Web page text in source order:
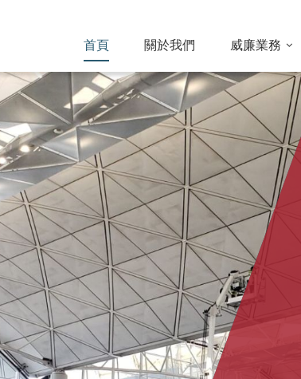
首頁 關於我們 威廉業務